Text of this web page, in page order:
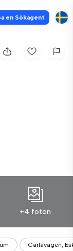
en Sökagent
+4 foton
Carlavägen,